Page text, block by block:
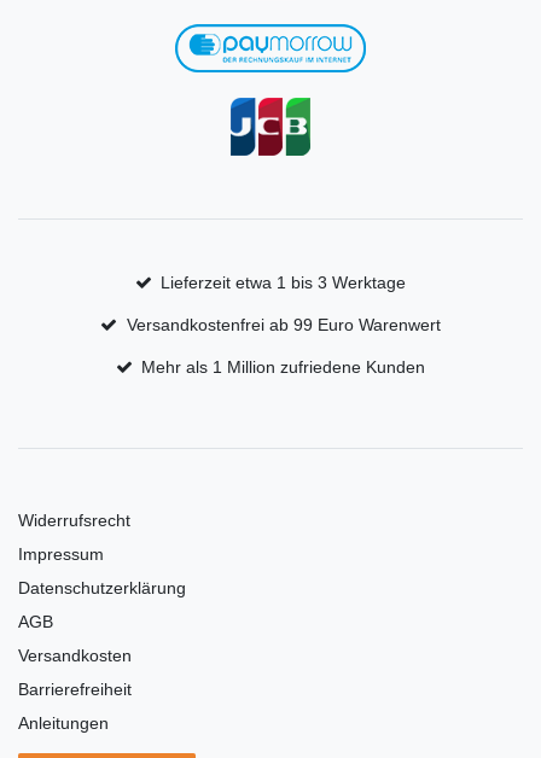
Lieferzeit etwa 1 bis 3 Werktage
Versandkostenfrei ab 99 Euro Warenwert
Mehr als 1 Million zufriedene Kunden
Widerrufsrecht
Impressum
Datenschutzerklärung
AGB
Versandkosten
Barrierefreiheit
Anleitungen